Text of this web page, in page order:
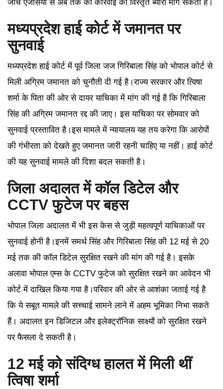
जांच एजेंसियों से अब तक की कार्रवाई का विस्तृत ब्यौरा मांग सकती है।
मध्यप्रदेश हाई कोर्ट में जमानत पर
सुनवाई
मध्यप्रदेश हाई कोर्ट में पूर्व जिला जज गिरिबाला सिंह को भोपाल कोर्ट से
मिली अग्रिम जमानत को चुनौती दी गई है।राज्य सरकार और त्विषा
शर्मा के पिता की ओर से दायर याचिका में मांग की गई है कि गिरिबाला
सिंह की अग्रिम जमानत रद्द की जाए। इस याचिका पर सोमवार को
सुनवाई प्रस्तावित है।इस मामले में न्यायालय यह तय करेगा कि आरोपों
की गंभीरता को देखते हुए जमानत जारी रहनी चाहिए या नहीं। हाई कोर्ट
की यह सुनवाई मामले की दिशा बदल सकती है।
जिला अदालत में कॉल डिटेल और
CCTV फुटेज पर बहस
भोपाल जिला अदालत में भी इस केस से जुड़ी महत्वपूर्ण याचिकाओं पर
सुनवाई होनी है।इनमें समर्थ सिंह और गिरिबाला सिंह की 12 मई से 20
मई तक की कॉल डिटेल सुरक्षित रखने की मांग की गई है। इसके
अलावा भोपाल एम्स के CCTV फुटेज को सुरक्षित रखने का आवेदन भी
कोर्ट में दाखिल किया गया है।परिवार की ओर से आशंका जताई गई है
कि ये सबूत मामले की सच्चाई सामने लाने में अहम भूमिका निभा सकते
हैं। अदालत इन डिजिटल और इलेक्ट्रॉनिक साक्ष्यों को सुरक्षित रखने
पर फैसला दे सकती है।
12 मई को संदिग्ध हालत में मिली थीं
त्विषा शर्मा